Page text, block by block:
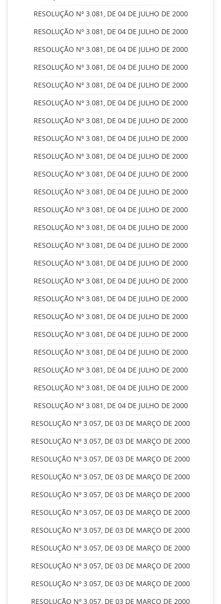
RESOLUÇÃO Nº 3.081, DE 04 DE JULHO DE 2000
RESOLUÇÃO Nº 3.081, DE 04 DE JULHO DE 2000
RESOLUÇÃO Nº 3.081, DE 04 DE JULHO DE 2000
RESOLUÇÃO Nº 3.081, DE 04 DE JULHO DE 2000
RESOLUÇÃO Nº 3.081, DE 04 DE JULHO DE 2000
RESOLUÇÃO Nº 3.081, DE 04 DE JULHO DE 2000
RESOLUÇÃO Nº 3.081, DE 04 DE JULHO DE 2000
RESOLUÇÃO Nº 3.081, DE 04 DE JULHO DE 2000
RESOLUÇÃO Nº 3.081, DE 04 DE JULHO DE 2000
RESOLUÇÃO Nº 3.081, DE 04 DE JULHO DE 2000
RESOLUÇÃO Nº 3.081, DE 04 DE JULHO DE 2000
RESOLUÇÃO Nº 3.081, DE 04 DE JULHO DE 2000
RESOLUÇÃO Nº 3.081, DE 04 DE JULHO DE 2000
RESOLUÇÃO Nº 3.081, DE 04 DE JULHO DE 2000
RESOLUÇÃO Nº 3.081, DE 04 DE JULHO DE 2000
RESOLUÇÃO Nº 3.081, DE 04 DE JULHO DE 2000
RESOLUÇÃO Nº 3.081, DE 04 DE JULHO DE 2000
RESOLUÇÃO Nº 3.081, DE 04 DE JULHO DE 2000
RESOLUÇÃO Nº 3.081, DE 04 DE JULHO DE 2000
RESOLUÇÃO Nº 3.081, DE 04 DE JULHO DE 2000
RESOLUÇÃO Nº 3.081, DE 04 DE JULHO DE 2000
RESOLUÇÃO Nº 3.081, DE 04 DE JULHO DE 2000
RESOLUÇÃO Nº 3.081, DE 04 DE JULHO DE 2000
RESOLUÇÃO Nº 3.057, DE 03 DE MARÇO DE 2000
RESOLUÇÃO Nº 3.057, DE 03 DE MARÇO DE 2000
RESOLUÇÃO Nº 3.057, DE 03 DE MARÇO DE 2000
RESOLUÇÃO Nº 3.057, DE 03 DE MARÇO DE 2000
RESOLUÇÃO Nº 3.057, DE 03 DE MARÇO DE 2000
RESOLUÇÃO Nº 3.057, DE 03 DE MARÇO DE 2000
RESOLUÇÃO Nº 3.057, DE 03 DE MARÇO DE 2000
RESOLUÇÃO Nº 3.057, DE 03 DE MARÇO DE 2000
RESOLUÇÃO Nº 3.057, DE 03 DE MARÇO DE 2000
RESOLUÇÃO Nº 3.057, DE 03 DE MARÇO DE 2000
RESOLUÇÃO Nº 3.057, DE 03 DE MARÇO DE 2000